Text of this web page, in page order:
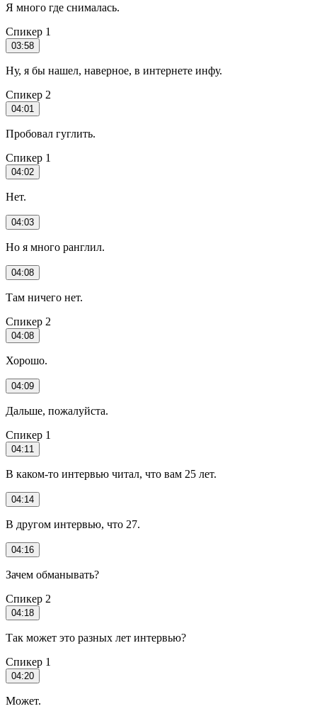
Я много где снималась.
Спикер 1
03:58
Ну, я бы нашел, наверное, в интернете инфу.
Спикер 2
04:01
Пробовал гуглить.
Спикер 1
04:02
Нет.
04:03
Но я много ранглил.
04:08
Там ничего нет.
Спикер 2
04:08
Хорошо.
04:09
Дальше, пожалуйста.
Спикер 1
04:11
В каком-то интервью читал, что вам 25 лет.
04:14
В другом интервью, что 27.
04:16
Зачем обманывать?
Спикер 2
04:18
Так может это разных лет интервью?
Спикер 1
04:20
Может.